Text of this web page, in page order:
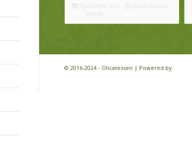
© 2016-2024 - Olicatessen | Powered by